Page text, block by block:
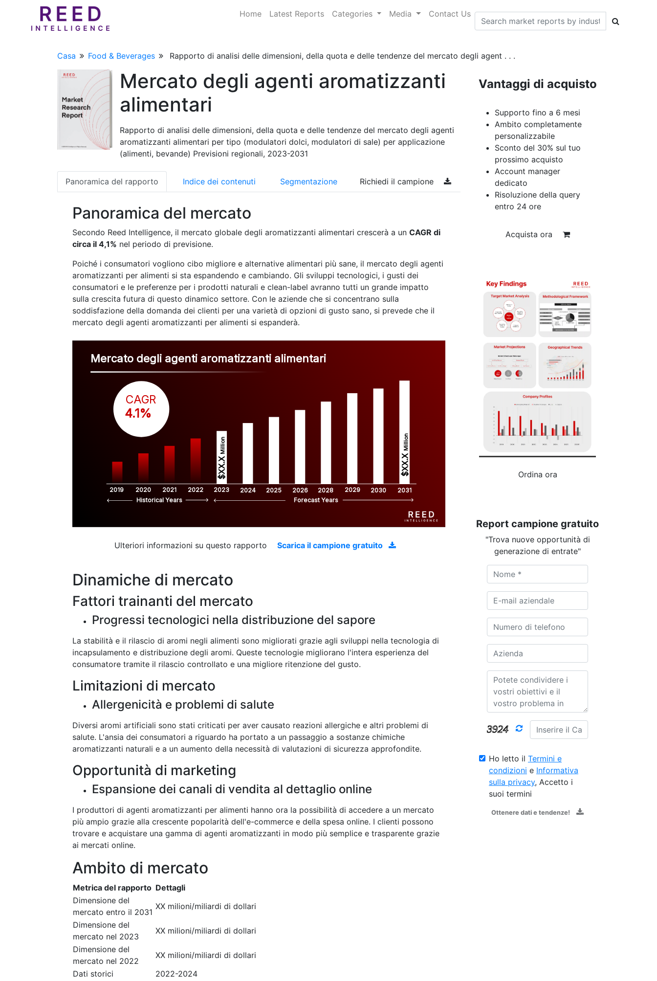
Home Latest Reports Categories Media Contact Us
Casa Food & Beverages Rapporto di analisi delle dimensioni, della quota e delle tendenze del mercato degli agent . . .
Mercato degli agenti aromatizzanti
alimentari
Rapporto di analisi delle dimensioni, della quota e delle tendenze del mercato degli agenti
aromatizzanti alimentari per tipo (modulatori dolci, modulatori di sale) per applicazione
(alimenti, bevande) Previsioni regionali, 2023-2031
Panoramica del rapporto Indice dei contenuti Segmentazione Richiedi il campione
Panoramica del mercato
Secondo Reed Intelligence, il mercato globale degli aromatizzanti alimentari crescerà a un CAGR di
circa il 4,1% nel periodo di previsione.
Poiché i consumatori vogliono cibo migliore e alternative alimentari più sane, il mercato degli agenti
aromatizzanti per alimenti si sta espandendo e cambiando. Gli sviluppi tecnologici, i gusti dei
consumatori e le preferenze per i prodotti naturali e clean-label avranno tutti un grande impatto
sulla crescita futura di questo dinamico settore. Con le aziende che si concentrano sulla
soddisfazione della domanda dei clienti per una varietà di opzioni di gusto sano, si prevede che il
mercato degli agenti aromatizzanti per alimenti si espanderà.
Mercato degli agenti aromatizzanti alimentari
2019 2020 2021 2022 2023 2024 2025 2026 2028 2029 2030 2031
$XX.X
Million
$XX.X
Million
CAGR
4.1%
Historical Years Forecast Years
Ulteriori informazioni su questo rapporto Scarica il campione gratuito
Dinamiche di mercato
Fattori trainanti del mercato
Progressi tecnologici nella distribuzione del sapore
La stabilità e il rilascio di aromi negli alimenti sono migliorati grazie agli sviluppi nella tecnologia di
incapsulamento e distribuzione degli aromi. Queste tecnologie migliorano l'intera esperienza del
consumatore tramite il rilascio controllato e una migliore ritenzione del gusto.
Limitazioni di mercato
Allergenicità e problemi di salute
Diversi aromi artificiali sono stati criticati per aver causato reazioni allergiche e altri problemi di
salute. L'ansia dei consumatori a riguardo ha portato a un passaggio a sostanze chimiche
aromatizzanti naturali e a un aumento della necessità di valutazioni di sicurezza approfondite.
Opportunità di marketing
Espansione dei canali di vendita al dettaglio online
I produttori di agenti aromatizzanti per alimenti hanno ora la possibilità di accedere a un mercato
più ampio grazie alla crescente popolarità dell'e-commerce e della spesa online. I clienti possono
trovare e acquistare una gamma di agenti aromatizzanti in modo più semplice e trasparente grazie
ai mercati online.
Ambito di mercato
Metrica del rapporto Dettagli
Dimensione del
mercato entro il 2031
XX milioni/miliardi di dollari
Dimensione del
mercato nel 2023
XX milioni/miliardi di dollari
Dimensione del
mercato nel 2022
XX milioni/miliardi di dollari
Dati storici
2022-2024
Vantaggi di acquisto
Supporto fino a 6 mesi
Ambito completamente
personalizzabile
Sconto del 30% sul tuo
prossimo acquisto
Account manager
dedicato
Risoluzione della query
entro 24 ore
Acquista ora
Ordina ora
Report campione gratuito
"Trova nuove opportunità di
generazione di entrate"
Ho letto il Termini e
condizioni e Informativa
sulla privacy, Accetto i
suoi termini
Ottenere dati e tendenze!